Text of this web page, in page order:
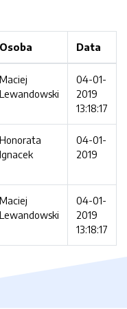
Osoba Data
Maciej
Lewandowski
04-01-
2019
13:18:17
Honorata
Ignacek
04-01-
2019
Maciej
Lewandowski
04-01-
2019
13:18:17